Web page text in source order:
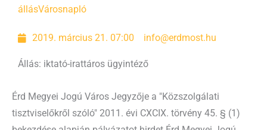
állásVárosnapló
2019. március 21. 07:00 info@erdmost.hu
Állás: iktató-irattáros ügyintéző
Érd Megyei Jogú Város Jegyzője a "Közszolgálati
tisztviselőkről szóló" 2011. évi CXCIX. törvény 45. § (1)